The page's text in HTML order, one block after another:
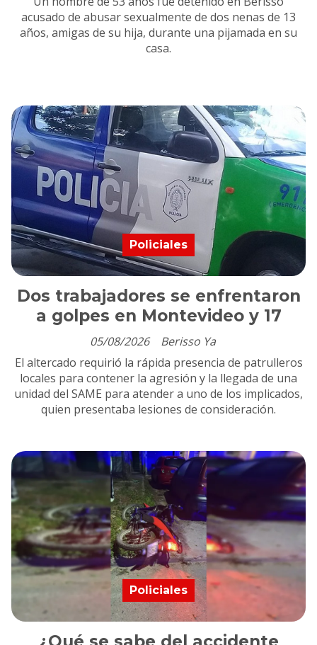
acusado de abusar sexualmente de dos nenas de 13
años, amigas de su hija, durante una pijamada en su
casa.
Dos trabajadores se enfrentaron
a golpes en Montevideo y 17
Berisso Ya
Policiales
05/08/2026
El altercado requirió la rápida presencia de patrulleros
locales para contener la agresión y la llegada de una
unidad del SAME para atender a uno de los implicados,
quien presentaba lesiones de consideración.
Policiales